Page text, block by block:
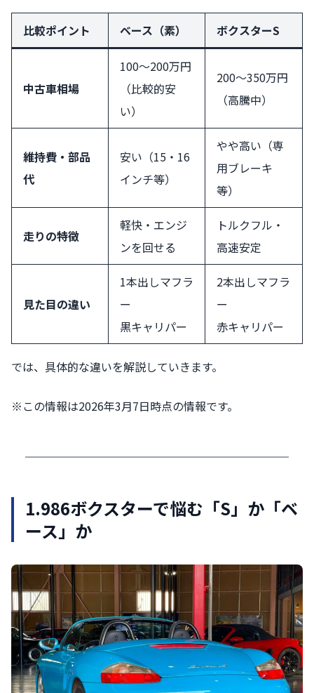
比較ポイント ベース（素） ボクスターS
中古車相場
100〜200万円
（比較的安
い）
200〜350万円
（高騰中）
維持費・部品
代
安い（15・16
インチ等）
やや高い（専
用ブレーキ
等）
走りの特徴
軽快・エンジ
ンを回せる
トルクフル・
高速安定
見た目の違い
1本出しマフラ
ー
黒キャリパー
2本出しマフラ
ー
赤キャリパー
では、具体的な違いを解説していきます。
※この情報は2026年3月7日時点の情報です。
1.986ボクスターで悩む「S」か「ベ
ース」か